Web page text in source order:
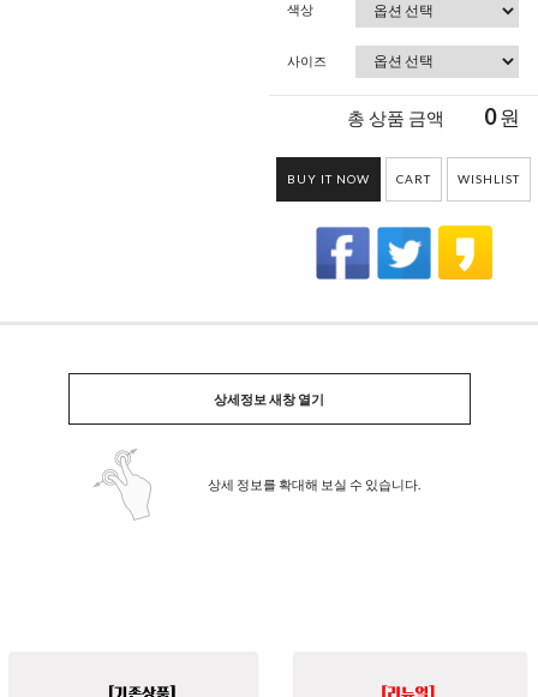
색상
사이즈
총 상품 금액 0원
BUY IT NOW CART WISHLIST
상세정보 새창 열기
상세 정보를 확대해 보실 수 있습니다.